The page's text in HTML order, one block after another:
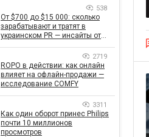
538
От $700 до $15 000: сколько
зарабатывают и тратят в
украинском PR — инсайты от
2719
ROPO в действии: как онлайн
влияет на офлайн-продажи —
исследование COMFY
3311
Как один оборот принес Philips
почти 10 миллионов
просмотров